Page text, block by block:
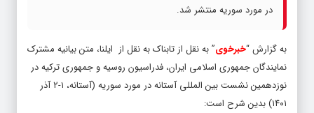
در مورد سوریه منتشر شد.
به گزارش “خبرخوی” به نقل از تابناک به نقل از ایلنا، متن بیانیه مشترک
نمایندگان جمهوری اسلامی ایران، فدراسیون روسیه و جمهوری ترکیه در
نوزدهمین نشست بین المللی آستانه در مورد سوریه (آستانه، ۱-۲ آذر
۱۴۰۱) بدین شرح است: